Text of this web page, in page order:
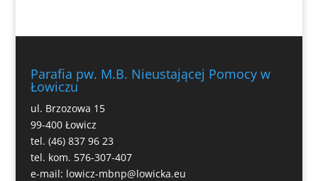
Parafia pw. M.B. Nieustającej Pomocy w
Łowiczu
ul. Brzozowa 15
99-400 Łowicz
tel. (46) 837 96 23
tel. kom. 576-307-407
e-mail: lowicz-mbnp@lowicka.eu